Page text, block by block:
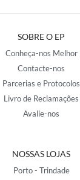
SOBRE O EP
Conheça-nos Melhor
Contacte-nos
Parcerias e Protocolos
Livro de Reclamações
Avalie-nos
NOSSAS LOJAS
Porto - Trindade